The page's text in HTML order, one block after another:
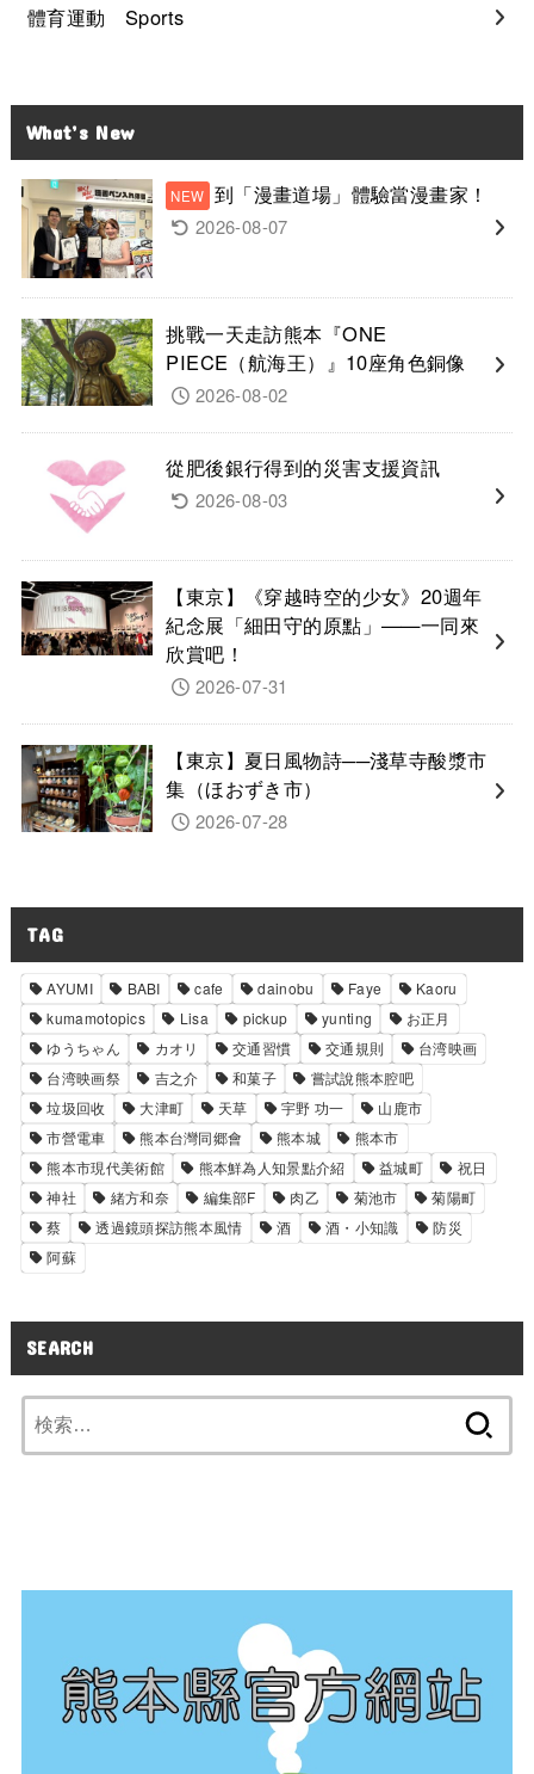
體育運動 Sports
What’s New
到「漫畫道場」體驗當漫畫家！
2026-08-07
挑戰一天走訪熊本『ONE
PIECE（航海王）』10座角色銅像
2026-08-02
從肥後銀行得到的災害支援資訊
2026-08-03
【東京】《穿越時空的少女》20週年
紀念展「細田守的原點」——一同來
欣賞吧！
2026-07-31
【東京】夏日風物詩──淺草寺酸漿市
集（ほおずき市）
2026-07-28
TAG
AYUMI BABI cafe dainobu Faye
Kaoru
kumamotopics
Lisa pickup yunting
お正月
ゆうちゃん
カオリ 交通習慣 交通規則
台湾映画
台湾映画祭
吉之介 和菓子
嘗試說熊本腔吧
垃圾回收
大津町 天草 宇野 功一
山鹿市
市營電車
熊本台灣同郷會 熊本城
熊本市
熊本市現代美術館
熊本鮮為人知景點介紹 益城町
祝日
神社
緒方和奈 編集部F 肉乙 菊池市
菊陽町
蔡
透過鏡頭探訪熊本風情 酒 酒・小知識
防災
阿蘇
SEARCH
索: